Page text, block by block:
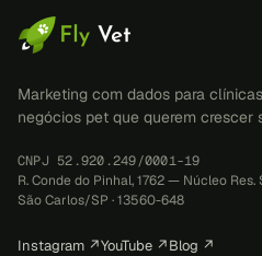
Marketing com dados para
negócios pet que querem crescer
CNPJ 52.920.249/0001-19
R. Conde do Pinhal, 1762 — Núcleo
São Carlos/SP · 13560-648
Instagram ↗YouTube ↗Blog ↗